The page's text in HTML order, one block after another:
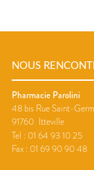
NOUS
Pharmacie Parolini
48 bis Rue Saint-
91760 Itteville
Tel : 01 64 93 10 25
Fax : 01 69 90 90 48